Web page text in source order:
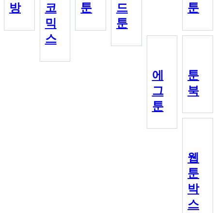
방
코
믹
스
툰
드
툰
툰
에
그
툰
툰
북
웹
툰
박
스